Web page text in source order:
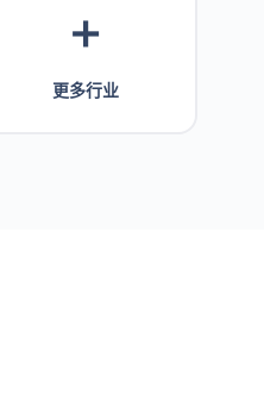
➕
更多行业